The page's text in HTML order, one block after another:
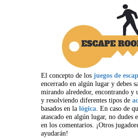
El concepto de los juegos de
encerrado en algún lugar y debes
mirando alrededor, encontrando y
y resolviendo diferentes tipos de
basados en la lógica. En caso de
atascado en algún lugar, no dudes
en los comentarios. ¡Otros
ayudarán!